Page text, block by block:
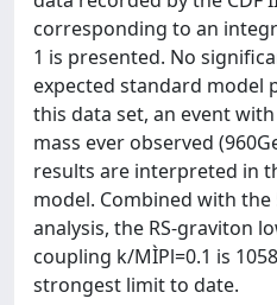
corresponding to an
1 is presented. No
expected standard model
this data set, an event
mass ever observed
results are interpreted in
model. Combined with
analysis, the RS-graviton
coupling k/MÌPl=0.1 is
strongest limit to date.